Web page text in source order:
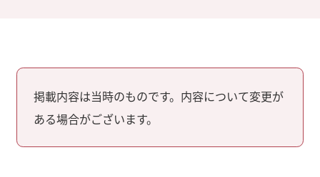
掲載内容は当時のものです。内容について変更が
ある場合がございます。